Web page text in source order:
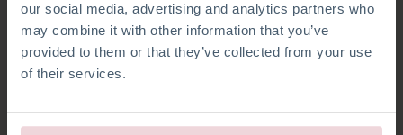
our social media, advertising and analytics partners who
may combine it with other information that you’ve
provided to them or that they’ve collected from your use
of their services.